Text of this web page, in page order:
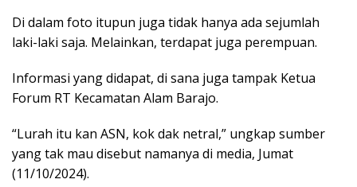
Di dalam foto itupun juga tidak hanya ada sejumlah
laki-laki saja. Melainkan, terdapat juga perempuan.
Informasi yang didapat, di sana juga tampak Ketua
Forum RT Kecamatan Alam Barajo.
“Lurah itu kan ASN, kok dak netral,” ungkap sumber
yang tak mau disebut namanya di media, Jumat
(11/10/2024).